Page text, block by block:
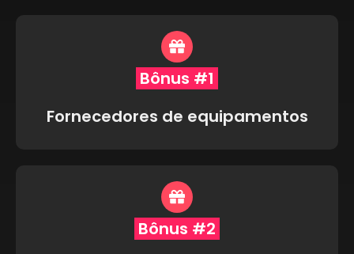
Bônus #1
Fornecedores de equipamentos
Bônus #2